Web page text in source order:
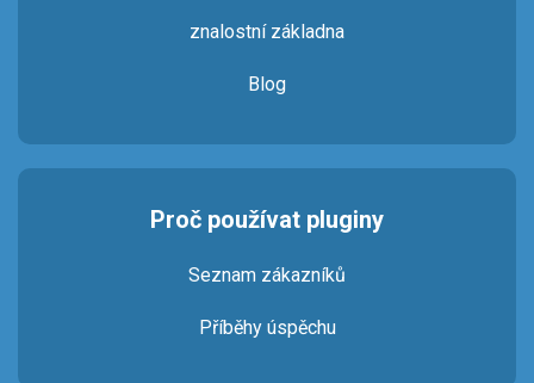
znalostní základna
Blog
Proč používat pluginy
Seznam zákazníků
Příběhy úspěchu